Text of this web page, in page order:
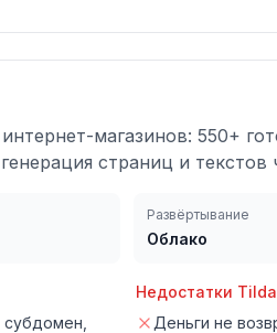
магазинов: 550+
страниц и
Развёртывание
Облако
Недостатки Tilda
Деньги не